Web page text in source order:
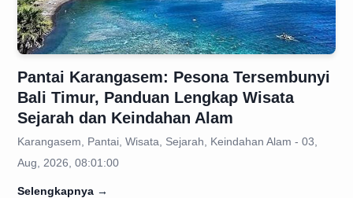
Pantai Karangasem: Pesona Tersembunyi
Bali Timur, Panduan Lengkap Wisata
Sejarah dan Keindahan Alam
Karangasem, Pantai, Wisata, Sejarah, Keindahan Alam - 03,
Aug, 2026, 08:01:00
Selengkapnya →